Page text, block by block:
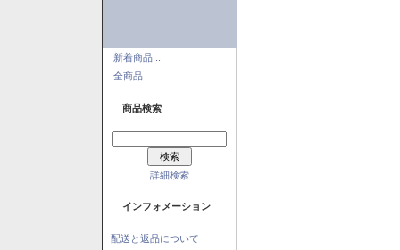
新着商品...
全商品...
商品検索
詳細検索
インフォメーション
配送と返品について